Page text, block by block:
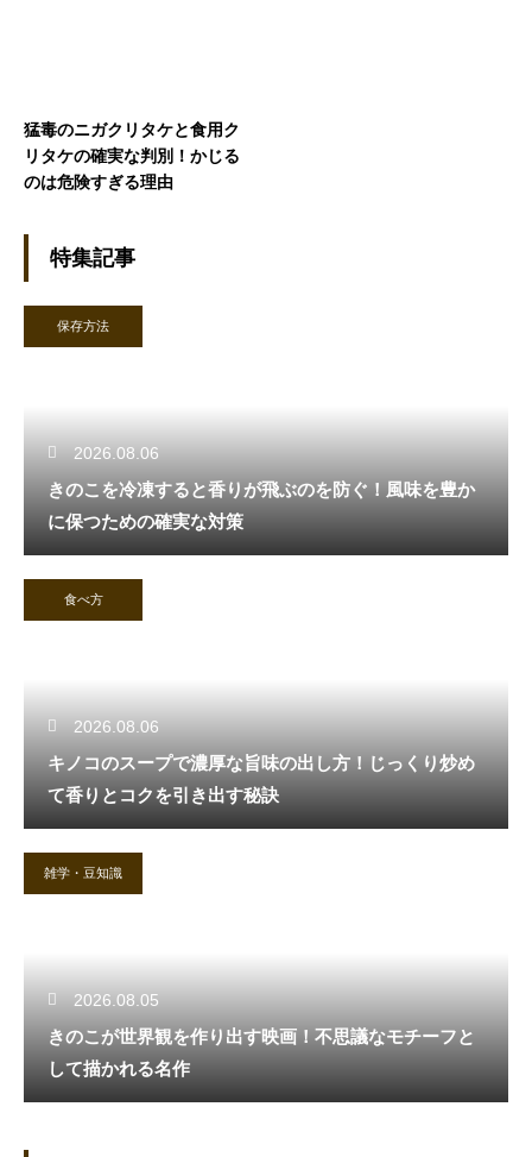
猛毒のニガクリタケと食用ク
リタケの確実な判別！かじる
のは危険すぎる理由
特集記事
保存方法
2026.08.06
きのこを冷凍すると香りが飛ぶのを防ぐ！風味を豊か
に保つための確実な対策
食べ方
2026.08.06
キノコのスープで濃厚な旨味の出し方！じっくり炒め
て香りとコクを引き出す秘訣
雑学・豆知識
2026.08.05
きのこが世界観を作り出す映画！不思議なモチーフと
して描かれる名作